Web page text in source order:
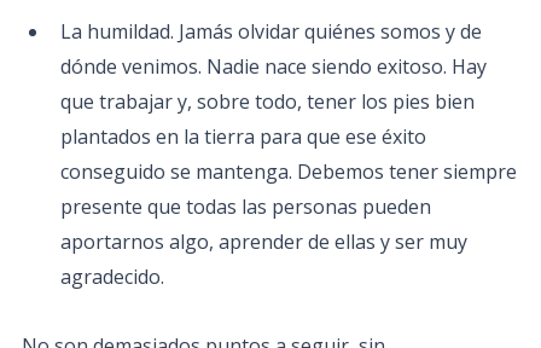
La humildad. Jamás olvidar quiénes somos y de
dónde venimos. Nadie nace siendo exitoso. Hay
que trabajar y, sobre todo, tener los pies bien
plantados en la tierra para que ese éxito
conseguido se mantenga. Debemos tener siempre
presente que todas las personas pueden
aportarnos algo, aprender de ellas y ser muy
agradecido.